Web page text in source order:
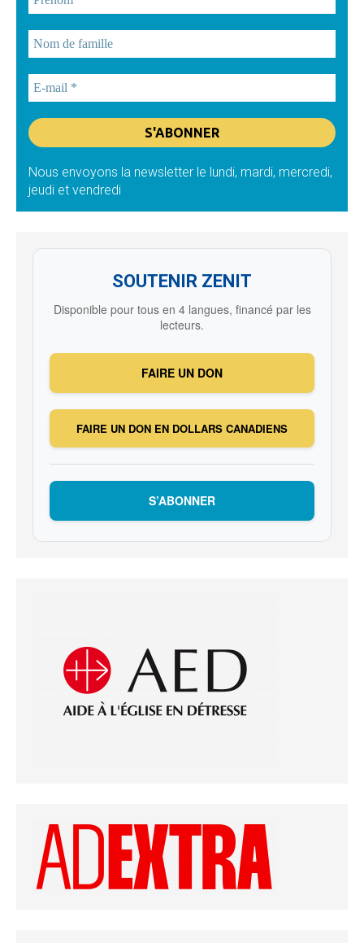
Nous envoyons la newsletter le lundi, mardi, mercredi,
jeudi et vendredi
SOUTENIR ZENIT
Disponible pour tous en 4 langues, financé par les
lecteurs.
FAIRE UN DON
FAIRE UN DON EN DOLLARS CANADIENS
S’ABONNER